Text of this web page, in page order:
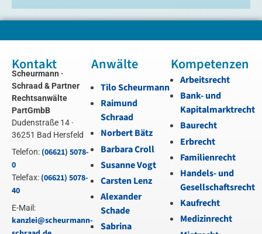
Kontakt
Scheurmann ·
Schraad & Partner
Rechtsanwälte
PartGmbB
Dudenstraße 14 ·
36251 Bad Hersfeld
Telefon: (06621) 5078-
0
Telefax: (06621) 5078-
40
E-Mail:
kanzlei@scheurmann-
Anwälte
Tilo Scheurmann
Raimund
Schraad
Norbert Bätz
Barbara Croll
Susanne Vogt
Carsten Lenz
Alexander
Schade
Sabrina
Kompetenzen
Arbeitsrecht
Bank- und
Kapitalmarktrecht
Baurecht
Erbrecht
Familienrecht
Handels- und
Gesellschaftsrecht
Kaufrecht
Medizinrecht